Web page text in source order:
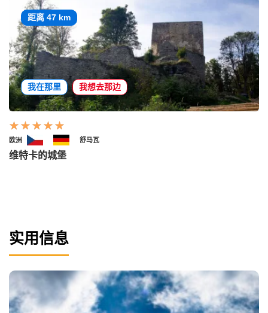
距离 47 km
我在那里 我想去那边
欧洲 舒马瓦
维特卡的城堡
实用信息